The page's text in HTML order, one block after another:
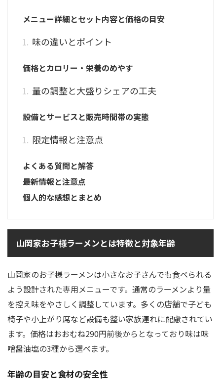
メニュー詳細とセット内容と価格の目安
味の違いとポイント
価格とカロリー・栄養のめやす
量の調整と大盛りシェアの工夫
設備とサービスと販売時間帯の実態
限定情報と注意点
よくある質問と解答
最新情報と注意点
個人的な感想とまとめ
山岡家お子様ラーメンとは特徴と対象年齢
山岡家のお子様ラーメンは小さなお子さんでも食べられる
よう設計された専用メニューです。通常のラーメンより量
を控え味をやさしく調整しています。多くの店舗で子ども
椅子や小上がり席など設備も整い家族連れに配慮されてい
ます。価格はおおむね290円前後からとなっており味は味
噌醤油塩の3種から選べます。
年齢の目安と食材の安全性